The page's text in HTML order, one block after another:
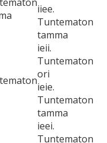
iiee.
Tuntematon
tamma
ieii.
Tuntematon
ori
ieie.
Tuntematon
tamma
ieei.
Tuntematon